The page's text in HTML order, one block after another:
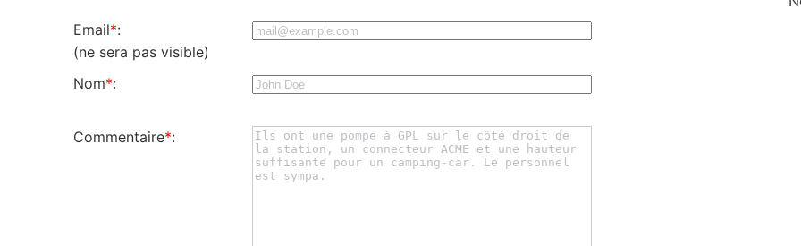
Email*:
(ne sera pas visible)
Nom*:
Commentaire*: